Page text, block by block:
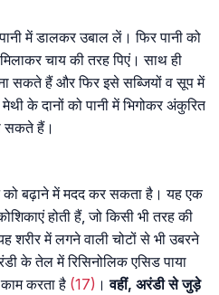
में डालकर उबाल लें। फिर पानी को
चाय की तरह पिएं। साथ ही
सकते हैं और फिर इसे सब्जियों व सूप में
के दानों को पानी में भिगोकर अंकुरित
सकते हैं।
को बढ़ाने में मदद कर सकता है। यह एक
होती हैं, जो किसी भी तरह की
शरीर में लगने वाली चोटों से भी उबरने
के तेल में रिसिनोलिक एसिड पाया
करता है (17) ।वहीं, अरंडी से जुड़े